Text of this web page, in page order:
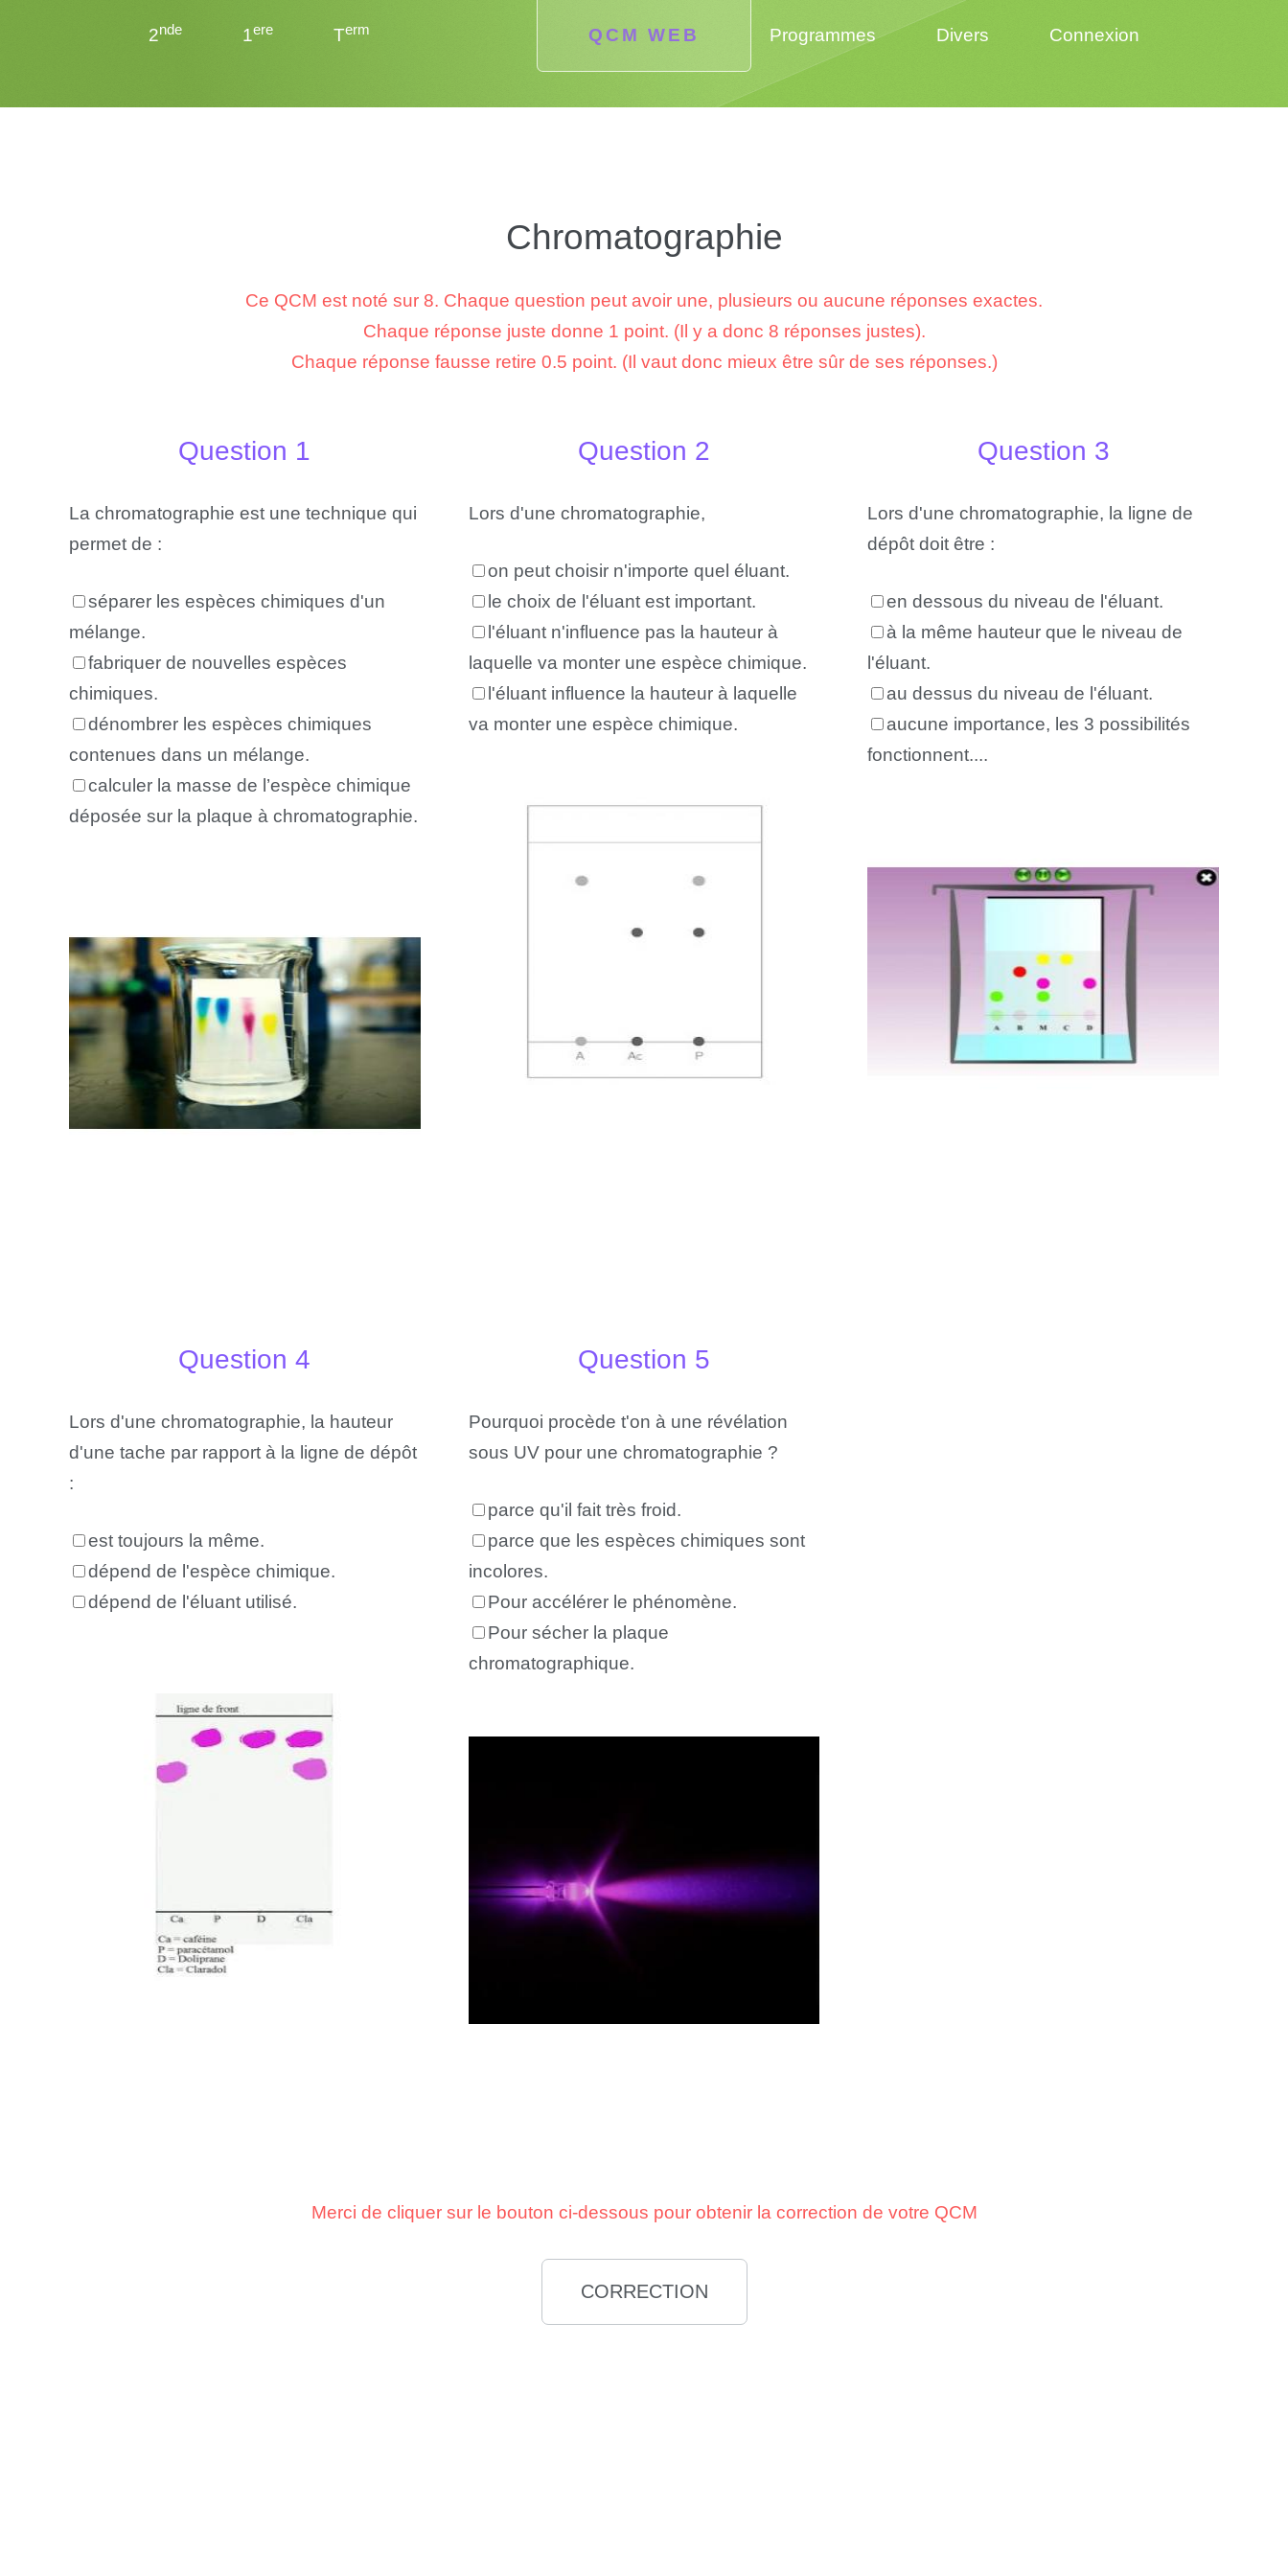
QCM WEB
2nde 1ere Term Programmes Divers Connexion
Chromatographie
Ce QCM est noté sur 8. Chaque question peut avoir une, plusieurs ou aucune réponses exactes.
Chaque réponse juste donne 1 point. (Il y a donc 8 réponses justes).
Chaque réponse fausse retire 0.5 point. (Il vaut donc mieux être sûr de ses réponses.)
Question 1
La chromatographie est une technique qui
permet de :
séparer les espèces chimiques d'un
mélange.
fabriquer de nouvelles espèces
chimiques.
dénombrer les espèces chimiques
contenues dans un mélange.
calculer la masse de l’espèce chimique
déposée sur la plaque à chromatographie.
Question 2
Lors d'une chromatographie,
on peut choisir n'importe quel éluant.
le choix de l'éluant est important.
l'éluant n'influence pas la hauteur à
laquelle va monter une espèce chimique.
l'éluant influence la hauteur à laquelle
va monter une espèce chimique.
Question 3
Lors d'une chromatographie, la ligne de
dépôt doit être :
en dessous du niveau de l'éluant.
à la même hauteur que le niveau de
l'éluant.
au dessus du niveau de l'éluant.
aucune importance, les 3 possibilités
fonctionnent....
Question 4
Lors d'une chromatographie, la hauteur
d'une tache par rapport à la ligne de dépôt
:
est toujours la même.
dépend de l'espèce chimique.
dépend de l'éluant utilisé.
Question 5
Pourquoi procède t'on à une révélation
sous UV pour une chromatographie ?
parce qu'il fait très froid.
parce que les espèces chimiques sont
incolores.
Pour accélérer le phénomène.
Pour sécher la plaque
chromatographique.
Merci de cliquer sur le bouton ci-dessous pour obtenir la correction de votre QCM